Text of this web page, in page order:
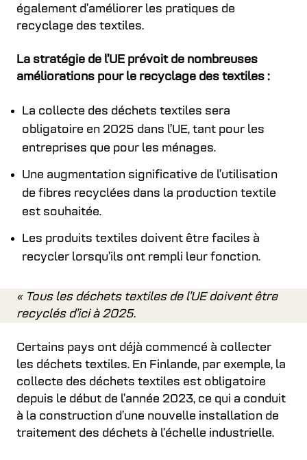
également d’améliorer les pratiques de
recyclage des textiles.
La stratégie de l’UE prévoit de nombreuses
améliorations pour le recyclage des textiles :
La collecte des déchets textiles sera
obligatoire en 2025 dans l’UE, tant pour les
entreprises que pour les ménages.
Une augmentation significative de l’utilisation
de fibres recyclées dans la production textile
est souhaitée.
Les produits textiles doivent être faciles à
recycler lorsqu’ils ont rempli leur fonction.
« Tous les déchets textiles de l’UE doivent être
recyclés d’ici à 2025.
Certains pays ont déjà commencé à collecter
les déchets textiles. En Finlande, par exemple, la
collecte des déchets textiles est obligatoire
depuis le début de l’année 2023, ce qui a conduit
à la construction d’une nouvelle installation de
traitement des déchets à l’échelle industrielle.